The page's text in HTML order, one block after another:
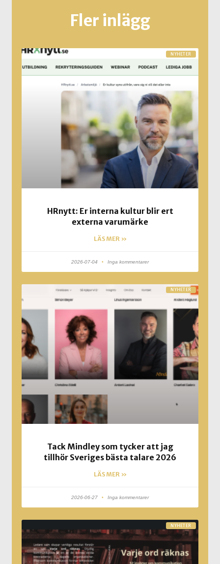
Fler inlägg
NYHETER
HRnytt: Er interna kultur blir ert
externa varumärke
LÄS MER »
2026-07-04 Inga kommentarer
NYHETER
Tack Mindley som tycker att jag
tillhör Sveriges bästa talare 2026
LÄS MER »
2026-06-27 Inga kommentarer
NYHETER